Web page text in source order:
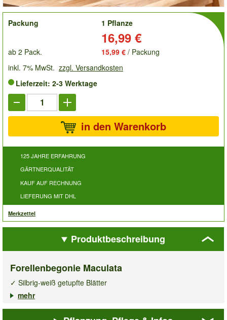
order
Packung
1 Pflanze
16,99 €
ab 2 Pack. 15,99 € / Packung
inkl. 7% MwSt. zzgl. Versandkosten
Lieferzeit: 2-3 Werktage
in den Warenkorb
125 JAHRE ERFAHRUNG
GÄRTNERQUALITÄT
KAUF AUF RECHNUNG
LIEFERUNG MIT DHL
Merkzettel
Produktbeschreibung
Forellenbegonie Maculata
✓ Silbrig-weiß getupfte Blätter
✓ Weiße bis zartrosa Blüten
mehr